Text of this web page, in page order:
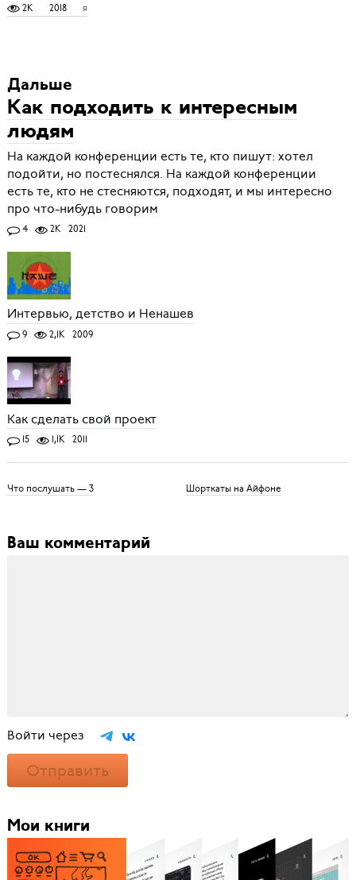
2K 2018 я
Дальше
Как подходить к интересным
людям
На каждой конференции есть те, кто пишут: хотел
подойти, но постеснялся. На каждой конференции
есть те, кто не стесняются, подходят, и мы интересно
про что-нибудь говорим
4 2K 2021
Интервью, детство и Ненашев
9 2,1K 2009
Как сделать свой проект
15 1,1K 2011
Что послушать — 3 Шорткаты на Айфоне
Ваш комментарий
Войти через
Отправить
Мои книги